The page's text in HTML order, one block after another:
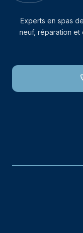
Experts en spas
neuf, réparation et